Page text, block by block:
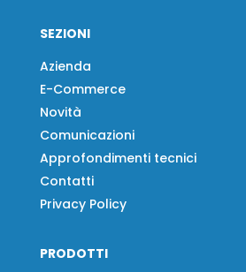
SEZIONI
Azienda
E-Commerce
Novità
Comunicazioni
Approfondimenti tecnici
Contatti
Privacy Policy
PRODOTTI